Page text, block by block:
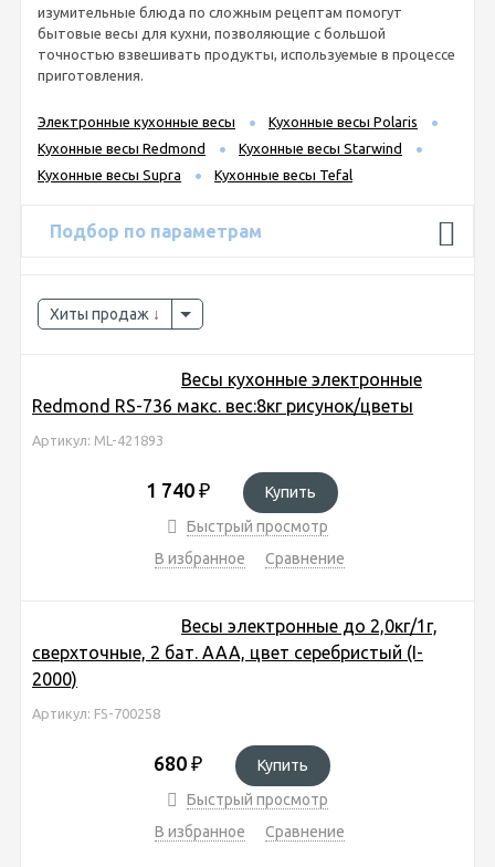
изумительные блюда по сложным рецептам помогут
бытовые весы для кухни, позволяющие с большой
точностью взвешивать продукты, используемые в процессе
приготовления.
Электронные кухонные весы
Кухонные весы Polaris
Кухонные весы Redmond
Кухонные весы Starwind
Кухонные весы Supra
Кухонные весы Tefal
Подбор по параметрам
Хиты продаж
Весы кухонные электронные
Redmond RS-736 макс. вес:8кг рисунок/цветы
Артикул: ML-421893
1 740 ₽
Купить
Быстрый просмотр
В избранное
Сравнение
Весы электронные до 2,0кг/1г,
сверхточные, 2 бат. ААА, цвет серебристый (I-
2000)
Артикул: FS-700258
680 ₽
Купить
Быстрый просмотр
В избранное
Сравнение